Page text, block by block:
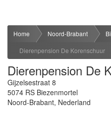
Home Noord-Brabant
Dierenpension De Korenschuur
Dierenpension De
Gijzelsestraat 8
5074 RS Biezenmortel
Noord-Brabant, Nederland